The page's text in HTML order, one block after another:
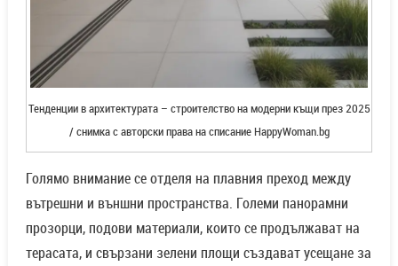
Тенденции в архитектурата – строителство на модерни къщи през 2025
/ снимка с авторски права на списание HappyWoman.bg
Голямо внимание се отделя на плавния преход между
вътрешни и външни пространства. Големи панорамни
прозорци, подови материали, които се продължават на
терасата, и свързани зелени площи създават усещане за